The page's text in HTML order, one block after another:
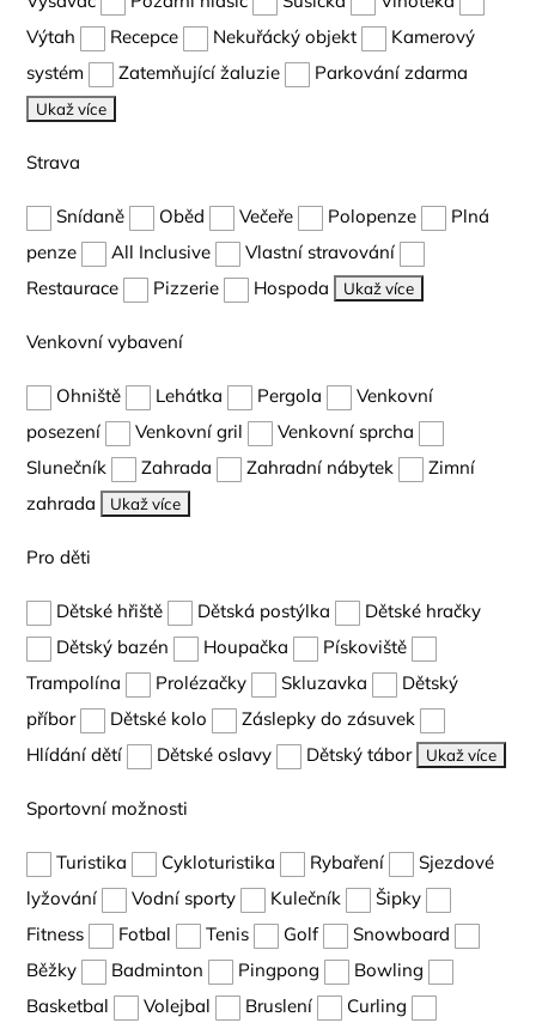
Výtah
Recepce Nekuřácký objekt
Kamerový
systém
Zatemňující žaluzie Parkování zdarma
Ukaž více
Strava
Snídaně Oběd Večeře Polopenze
Plná
penze
All Inclusive
Vlastní stravování
Restaurace
Pizzerie Hospoda Ukaž více
Venkovní vybavení
Ohniště Lehátka Pergola
Venkovní
posezení
Venkovní gril
Venkovní sprcha
Slunečník
Zahrada Zahradní nábytek
Zimní
zahrada
Ukaž více
Pro děti
Dětské hřiště Dětská postýlka
Dětské hračky
Dětský bazén
Houpačka
Pískoviště
Trampolína
Prolézačky Skluzavka
Dětský
příbor
Dětské kolo
Záslepky do zásuvek
Hlídání dětí
Dětské oslavy Dětský tábor Ukaž více
Sportovní možnosti
Turistika Cykloturistika Rybaření
Sjezdové
lyžování
Vodní sporty Kulečník
Šipky
Fitness
Fotbal Tenis Golf
Snowboard
Běžky
Badminton Pingpong
Bowling
Basketbal
Volejbal Bruslení
Curling